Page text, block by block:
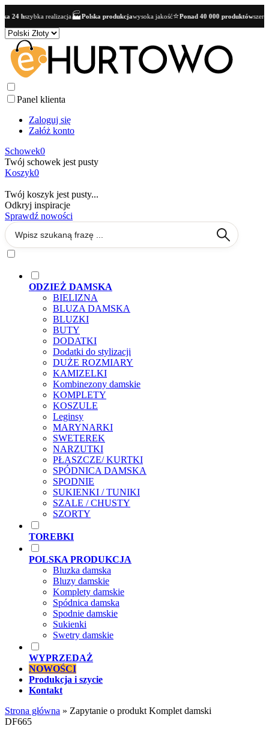
24 h szybka realizacja🏭Polska produkcjawysoka jakość⭐Ponad 40 000 produktów
Panel klienta
Zaloguj się
Załóż konto
Schowek0
Twój schowek jest pusty
Koszyk0
Twój koszyk jest pusty...
Odkryj inspiracje
Sprawdź nowości
ODZIEŻ DAMSKA
BIELIZNA
BLUZA DAMSKA
BLUZKI
BUTY
DODATKI
Dodatki do stylizacji
DUŻE ROZMIARY
KAMIZELKI
Kombinezony damskie
KOMPLETY
KOSZULE
Leginsy
MARYNARKI
SWETEREK
NARZUTKI
PŁASZCZE/ KURTKI
SPÓDNICA DAMSKA
SPODNIE
SUKIENKI / TUNIKI
SZALE / CHUSTY
SZORTY
TOREBKI
POLSKA PRODUKCJA
Bluzka damska
Bluzy damskie
Komplety damskie
Spódnica damska
Spodnie damskie
Sukienki
Swetry damskie
WYPRZEDAŻ
NOWOŚCI
Produkcja i szycie
Kontakt
Strona główna » Zapytanie o produkt Komplet damski
DF665